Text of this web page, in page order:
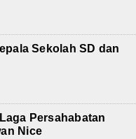
Sekolah SD dan
Persahabatan
Nice